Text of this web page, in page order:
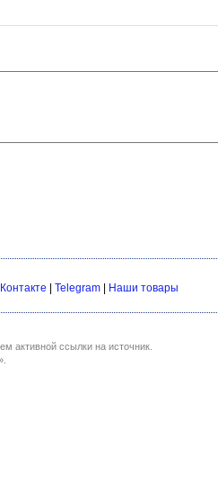
Telegram Наши товары
активной ссылки на источник.
.